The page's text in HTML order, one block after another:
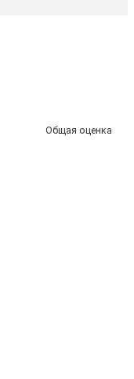
Общая оценка